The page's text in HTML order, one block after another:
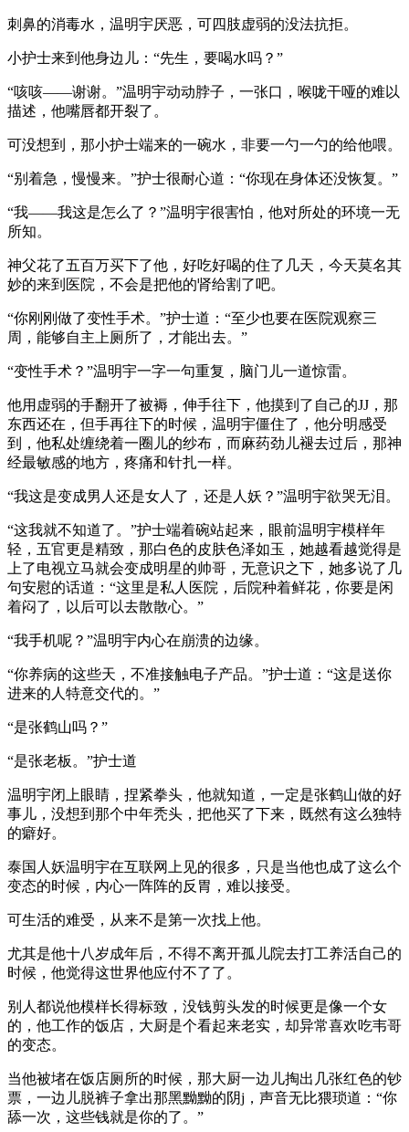
刺鼻的消毒水，温明宇厌恶，可四肢虚弱的没法抗拒。
小护士来到他身边儿：“先生，要喝水吗？”
“咳咳——谢谢。”温明宇动动脖子，一张口，喉咙干哑的难以
描述，他嘴唇都开裂了。
可没想到，那小护士端来的一碗水，非要一勺一勺的给他喂。
“别着急，慢慢来。”护士很耐心道：“你现在身体还没恢复。”
“我——我这是怎么了？”温明宇很害怕，他对所处的环境一无
所知。
神父花了五百万买下了他，好吃好喝的住了几天，今天莫名其
妙的来到医院，不会是把他的肾给割了吧。
“你刚刚做了变性手术。”护士道：“至少也要在医院观察三
周，能够自主上厕所了，才能出去。”
“变性手术？”温明宇一字一句重复，脑门儿一道惊雷。
他用虚弱的手翻开了被褥，伸手往下，他摸到了自己的JJ，那
东西还在，但手再往下的时候，温明宇僵住了，他分明感受
到，他私处缠绕着一圈儿的纱布，而麻药劲儿褪去过后，那神
经最敏感的地方，疼痛和针扎一样。
“我这是变成男人还是女人了，还是人妖？”温明宇欲哭无泪。
“这我就不知道了。”护士端着碗站起来，眼前温明宇模样年
轻，五官更是精致，那白色的皮肤色泽如玉，她越看越觉得是
上了电视立马就会变成明星的帅哥，无意识之下，她多说了几
句安慰的话道：“这里是私人医院，后院种着鲜花，你要是闲
着闷了，以后可以去散散心。”
“我手机呢？”温明宇内心在崩溃的边缘。
“你养病的这些天，不准接触电子产品。”护士道：“这是送你
进来的人特意交代的。”
“是张鹤山吗？”
“是张老板。”护士道
温明宇闭上眼睛，捏紧拳头，他就知道，一定是张鹤山做的好
事儿，没想到那个中年秃头，把他买了下来，既然有这么独特
的癖好。
泰国人妖温明宇在互联网上见的很多，只是当他也成了这么个
变态的时候，内心一阵阵的反胃，难以接受。
可生活的难受，从来不是第一次找上他。
尤其是他十八岁成年后，不得不离开孤儿院去打工养活自己的
时候，他觉得这世界他应付不了了。
别人都说他模样长得标致，没钱剪头发的时候更是像一个女
的，他工作的饭店，大厨是个看起来老实，却异常喜欢吃韦哥
的变态。
当他被堵在饭店厕所的时候，那大厨一边儿掏出几张红色的钞
票，一边儿脱裤子拿出那黑黝黝的阴j，声音无比猥琐道：“你
舔一次，这些钱就是你的了。”